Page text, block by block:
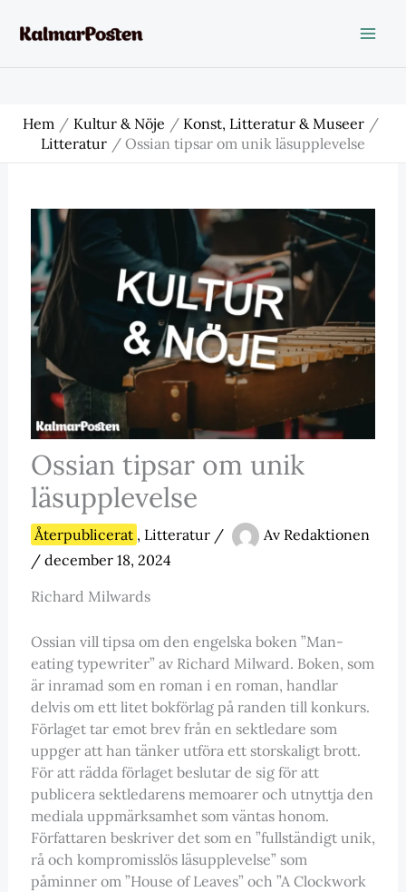
Hem Kultur & Nöje
Konst, Litteratur & Museer
Litteratur
Ossian tipsar om unik läsupplevelse
Ossian tipsar om unik
läsupplevelse
Återpublicerat , Litteratur/ Av Redaktionen
/ december 18, 2024
Richard Milwards
Ossian vill tipsa om den engelska boken ”Man-
eating typewriter” av Richard Milward. Boken, som
är inramad som en roman i en roman, handlar
delvis om ett litet bokförlag på randen till konkurs.
Förlaget tar emot brev från en sektledare som
uppger att han tänker utföra ett storskaligt brott.
För att rädda förlaget beslutar de sig för att
publicera sektledarens memoarer och utnyttja den
mediala uppmärksamhet som väntas honom.
Författaren beskriver det som en ”fullständigt unik,
rå och kompromisslös läsupplevelse” som
påminner om ”House of Leaves” och ”A Clockwork